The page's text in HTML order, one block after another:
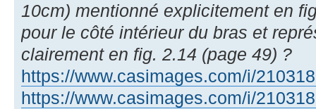
10cm) mentionné explicitement en
pour le côté intérieur du bras et
clairement en fig. 2.14 (page 49) ?
https://www.casimages.com/i/
https://www.casimages.com/i/